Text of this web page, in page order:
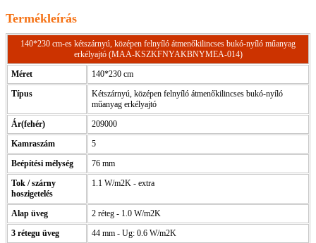
Termékleírás
140*230 cm-es kétszárnyú, középen felnyíló átmenőkilincses bukó-nyíló műanyag
erkélyajtó (MAA-KSZKFNYAKBNYMEA-014)
Méret
140*230 cm
Típus
Kétszárnyú, középen felnyíló átmenőkilincses bukó-nyíló
műanyag erkélyajtó
Ár(fehér)
209000
Kamraszám
5
Beépítési mélység
76 mm
Tok / szárny
hoszigetelés
1.1 W/m2K - extra
Alap üveg
2 réteg - 1.0 W/m2K
3 rétegu üveg
44 mm - Ug: 0.6 W/m2K